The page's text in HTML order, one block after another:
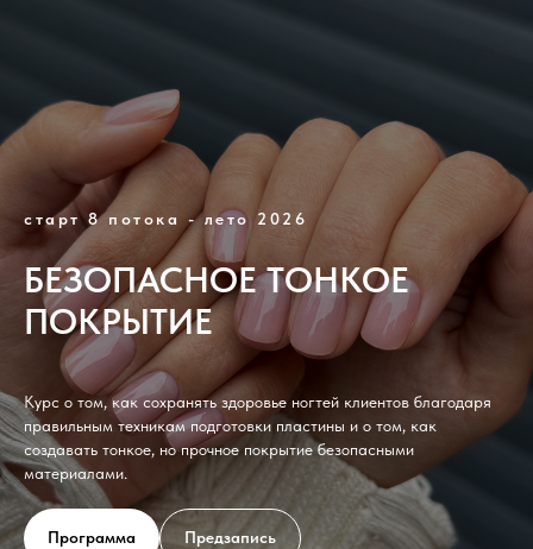
старт 8 потока - лето 2026
БЕЗОПАСНОЕ ТОНКОЕ
ПОКРЫТИЕ
Курс о том, как сохранять здоровье ногтей клиентов благодаря
правильным техникам подготовки пластины и о том, как
создавать тонкое, но прочное покрытие безопасными
материалами.
Программа Предзапись